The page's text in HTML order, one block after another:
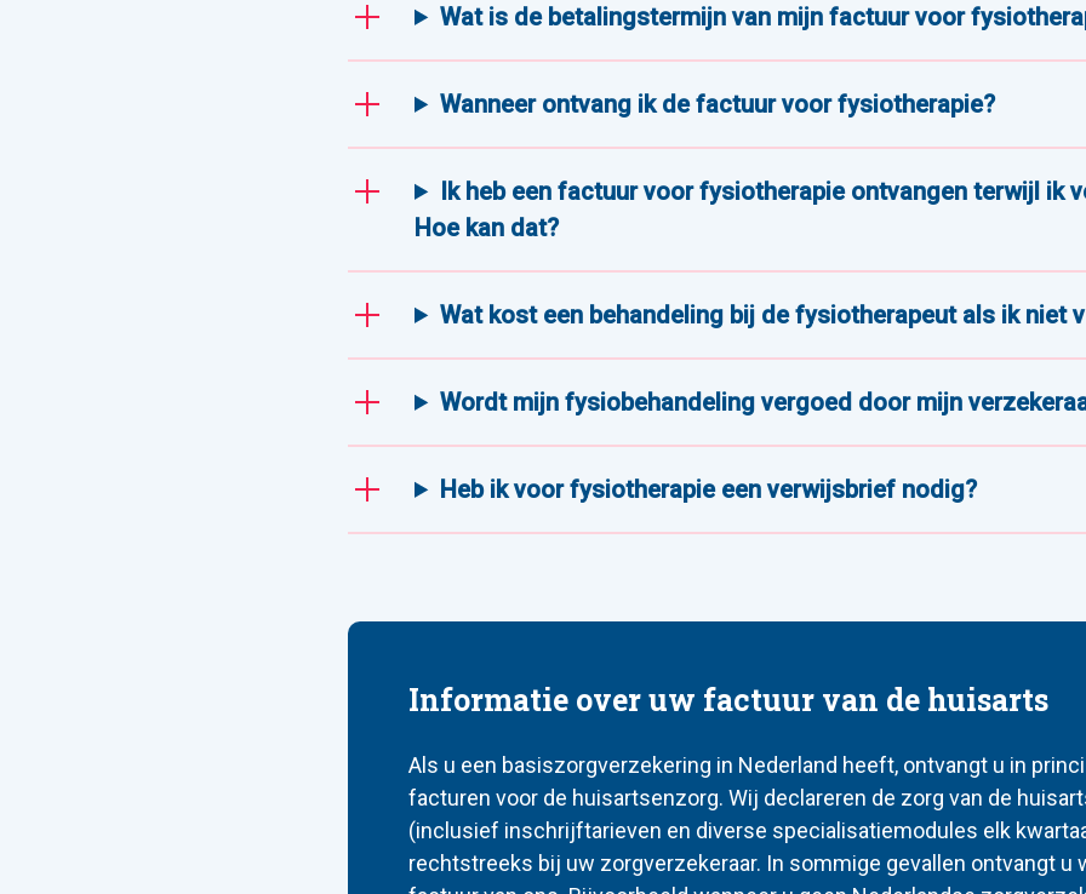
Wat is de betalingstermijn van mijn factuur voor
Wanneer ontvang ik de factuur voor fysiotherapie?
Ik heb een factuur voor fysiotherapie ontvangen terwijl ik
Hoe kan dat?
Wat kost een behandeling bij de fysiotherapeut als ik niet
Wordt mijn fysiobehandeling vergoed door mijn
Heb ik voor fysiotherapie een verwijsbrief nodig?
Informatie over uw factuur van de huisarts
Als u een basiszorgverzekering in Nederland heeft, ontvangt u in
facturen voor de huisartsenzorg. Wij declareren de zorg van de
(inclusief inschrijftarieven en diverse specialisatiemodules elk
rechtstreeks bij uw zorgverzekeraar. In sommige gevallen ontvangt u